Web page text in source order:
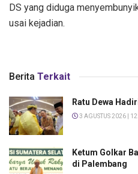
DS yang diduga
usai kejadian.
Berita Terkait
Ratu Dewa
3 AGUSTUS 2026 |
Ketum Golkar
di Palembang